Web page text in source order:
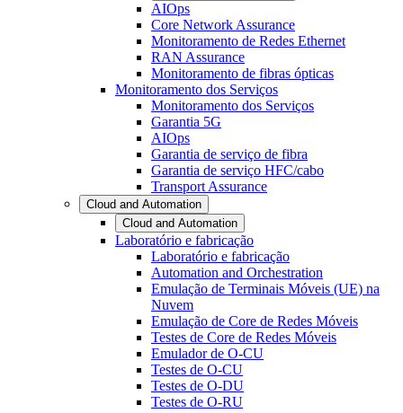
AIOps
Core Network Assurance
Monitoramento de Redes Ethernet
RAN Assurance
Monitoramento de fibras ópticas
Monitoramento dos Serviços
Monitoramento dos Serviços
Garantia 5G
AIOps
Garantia de serviço de fibra
Garantia de serviço HFC/cabo
Transport Assurance
Cloud and Automation
Cloud and Automation
Laboratório e fabricação
Laboratório e fabricação
Automation and Orchestration
Emulação de Terminais Móveis (UE) na
Nuvem
Emulação de Core de Redes Móveis
Testes de Core de Redes Móveis
Emulador de O-CU
Testes de O-CU
Testes de O-DU
Testes de O-RU